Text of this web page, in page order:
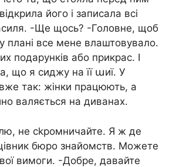
його і записала всі
-Ще щось? -Головне, щоб
плані все мене влаштовувало.
подарунків або прикрас. І
що я сиджу на її աиї. У
так: жінки працюють, а
валяється на диванах.
не сkромничайте. Я ж де
бюро знайомств. Можете
вимоги. -Добре, давайте